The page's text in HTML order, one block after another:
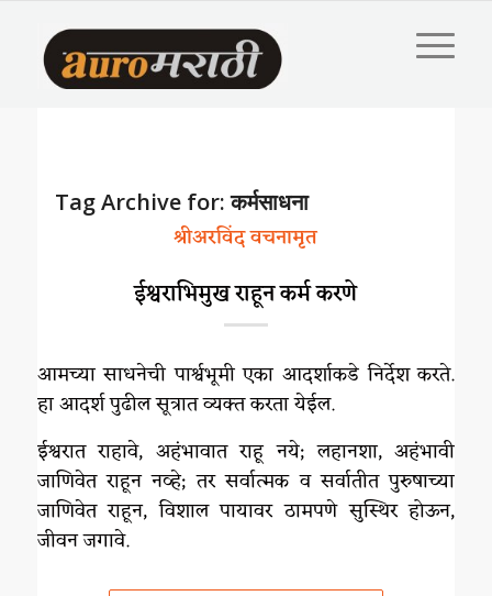
Tag Archive for:कर्मसाधना
श्रीअरविंद वचनामृत
ईश्वराभिमुख राहून कर्म करणे
आमच्या साधनेची पार्श्वभूमी एका आदर्शाकडे निर्देश करते.
हा आदर्श पुढील सूत्रात व्यक्त करता येईल.
ईश्वरात राहावे, अहंभावात राहू नये; लहानशा, अहंभावी
जाणिवेत राहून नव्हे; तर सर्वात्मक व सर्वातीत पुरुषाच्या
जाणिवेत राहून, विशाल पायावर ठामपणे सुस्थिर होऊन,
जीवन जगावे.